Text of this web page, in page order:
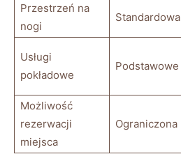
Przestrzeń na‍
nogi
Standardowa
Usługi
pokładowe
Podstawowe
Możliwość
rezerwacji
miejsca
Ograniczona